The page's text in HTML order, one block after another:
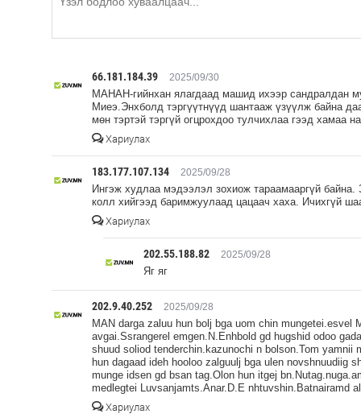
66.181.184.39 2025/09/30
МАНАН-гийнхан ялагдаад машид ихээр сандралдан
Миеэ.Энхболд тэргүүтнүүд шантааж үзүүлж байна
мөн тэртэй тэргүй огцрохдоо тулчихлаа гээд хамаа
Хариулах
183.177.107.134 2025/09/28
Ингэж худлаа мэдээлэл зохиож тараамааргүй
колл хийгээд баримжуулаад цацаач хаха. Ичихгүй
Хариулах
202.55.188.82 2025/09/28
Яг яг
202.9.40.252 2025/09/28
MAN darga zaluu hun bolj bga uom chin mungetei.esvel
avgai.Ssrangerel emgen.N.Enhbold gd hugshid odoo
shuud soliod tenderchin.kazunochi n bolson.Tom yamnii
hun dagaad ideh hooloo zalguulj bga ulen novshnuudiig
munge idsen gd bsan tag.Olon hun itgej
medlegtei Luvsanjamts.Anar.D.E nhtuvshin.Batnairamd
Хариулах